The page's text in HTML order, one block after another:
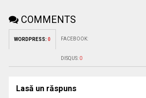
COMMENTS
WORDPRESS: 0 FACEBOOK:
DISQUS: 0
Lasă un răspuns